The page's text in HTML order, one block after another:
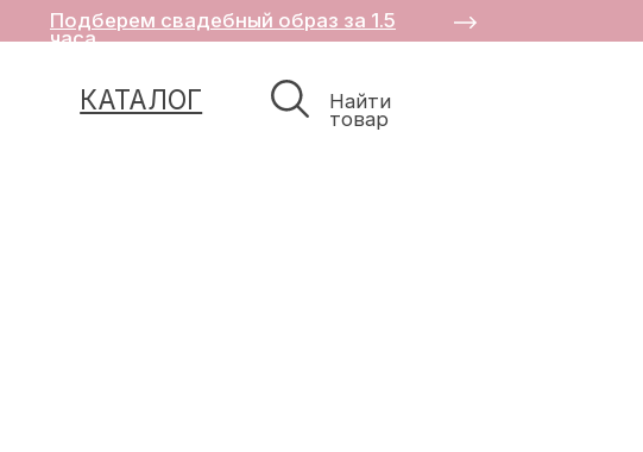
товар
Подберем свадебный образ за 1.5
часа